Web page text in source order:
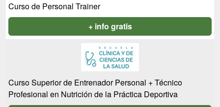
Curso de Personal Trainer
+ info gratis
Curso Superior de Entrenador Personal + Técnico
Profesional en Nutrición de la Práctica Deportiva